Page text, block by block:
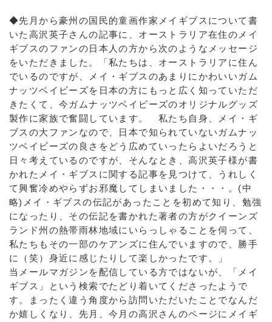
◆先月から豪州の国民的童画作家メイギブスについて書
いた高沢英子さんの記事に、オーストラリア在住のメイ
ギブスのファンの日本人の方から次のようなメッセージ
をいただきました。「私たちは、オーストラリアに住ん
でいるのですが、メイ・ギブスのあまりにかわいいガム
ナッツベイビーズを日本の方にもっと広く知っていただ
きたくて、今ガムナッツベイビーズのオリジナルグッズ
製作に家族で奮闘しています。 私たち自身、メイ・ギ
ブスの大ファンなので、日本で知られていないガムナッ
ツベイビーズの良さをどう広めていったらよいだろうと
日々考えているのですが、そんなとき、高沢英子様が書
かれたメイ・ギブスに関する記事を見つけて、うれしく
て興奮冷めやらずお邪魔してしまいました・・・。(中
略)メイ・ギブスの伝記があったことを初めて知り、勉強
になったり、その伝記を書かれた著者の方がクイーンズ
ランド州の熱帯雨林地域にいらっしゃることを伺って、
私たちもその一部のケアンズに住んでいますので、勝手
に（笑）身近に感じたりして楽しかったです。」
当メールマガジンを配信している方ではないが、「メイ
ギブス」という検索でたどり着いてくださったようで
す。まったく違う角度から訪問いただいたことでなんだ
か嬉しくなり、先月、今月の高沢さんのページにメイギ